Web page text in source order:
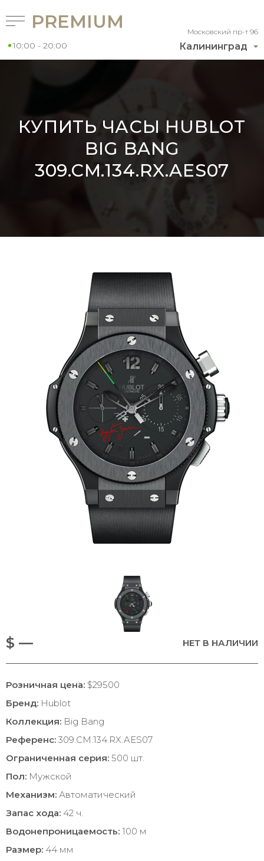
Калининград
Московский пр-т 96
PREMIUM
10:00 - 20:00
КУПИТЬ ЧАСЫ HUBLOT
BIG BANG
309.CM.134.RX.AES07
$ — НЕТ В НАЛИЧИИ
Розничная цена: $29500
Бренд: Hublot
Коллекция: Big Bang
Референс: 309.CM.134.RX.AES07
Ограниченная серия: 500 шт.
Пол: Мужской
Механизм: Автоматический
Запас хода: 42 ч.
Водонепроницаемость: 100 м
Размер: 44 мм